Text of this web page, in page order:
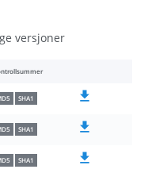
versjoner
SHA1
SHA1
SHA1